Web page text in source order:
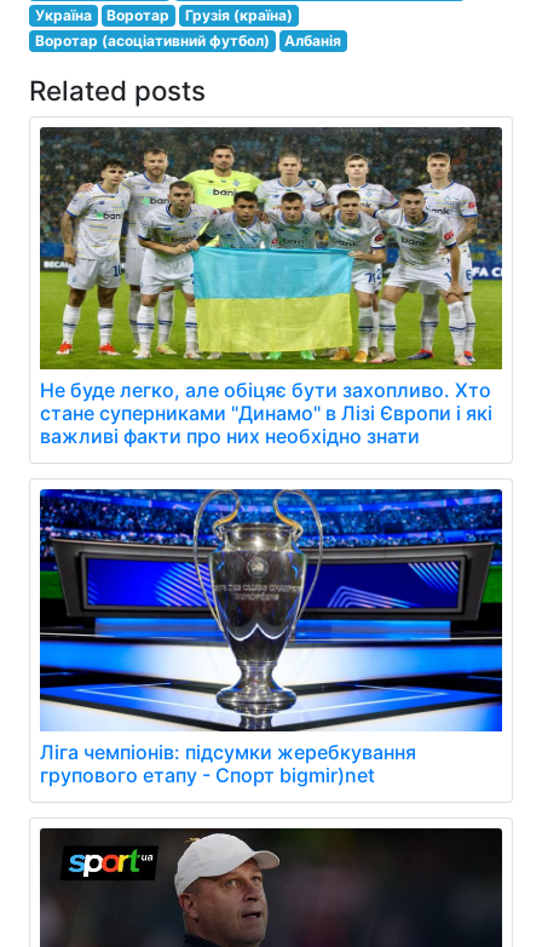
Україна
Воротар
Грузія (країна)
Воротар (асоціативний футбол)
Албанія
Related posts
Не буде легко, але обіцяє бути захопливо. Хто
стане суперниками "Динамо" в Лізі Європи і які
важливі факти про них необхідно знати
Ліга чемпіонів: підсумки жеребкування
групового етапу - Спорт bigmir)net